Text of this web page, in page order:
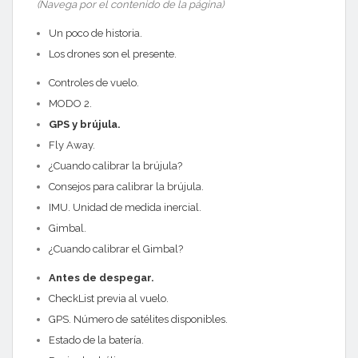
(Navega por el contenido de la página)
Un poco de historia.
Los drones son el presente.
Controles de vuelo.
MODO 2.
GPS y brújula.
Fly Away.
¿Cuando calibrar la brújula?
Consejos para calibrar la brújula.
IMU. Unidad de medida inercial.
Gimbal.
¿Cuando calibrar el Gimbal?
Antes de despegar.
CheckList previa al vuelo.
GPS. Número de satélites disponibles.
Estado de la batería.